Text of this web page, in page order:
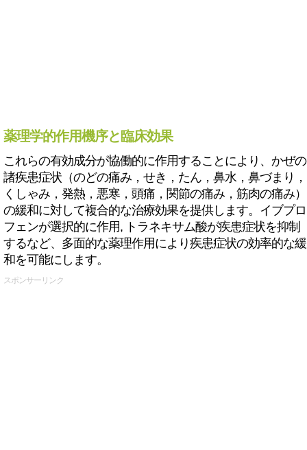
薬理学的作用機序と臨床効果
これらの有効成分が協働的に作用することにより、かぜの
諸疾患症状（のどの痛み，せき，たん，鼻水，鼻づまり，
くしゃみ，発熱，悪寒，頭痛，関節の痛み，筋肉の痛み）
の緩和に対して複合的な治療効果を提供します。イブプロ
フェンが選択的に作用, トラネキサム酸が疾患症状を抑制
するなど、多面的な薬理作用により疾患症状の効率的な緩
和を可能にします。
スポンサーリンク